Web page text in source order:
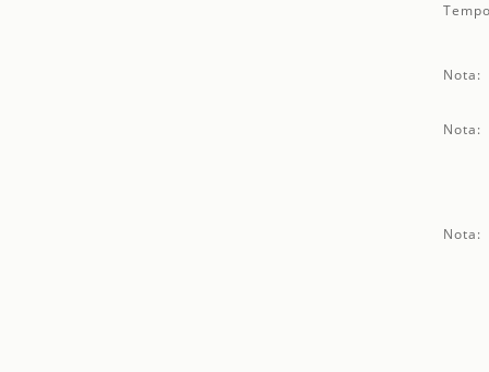
Nota:
Nota:
Nota: